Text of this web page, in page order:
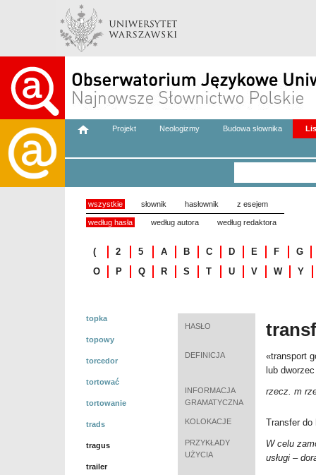
Projekt Neologizmy Budowa słownika
wszystkie słownik hasłownik z esejem
według hasła według autora według redaktora
( 2 5 A B C D E F
G
O
P Q R S T U V W Y
topka
topowy
torcedor
tortować
tortowanie
trads
tragus
trailer
HASŁO
DEFINICJA
«transport
lub
INFORMACJA
GRAMATYCZNA
rzecz. m
KOLOKACJE Transfer
PRZYKŁADY
UŻYCIA
W celu
usługi –